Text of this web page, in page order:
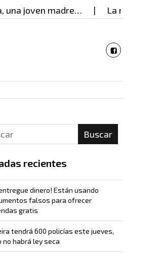
joven madre… La mujer detrás
Buscar
recientes
entregue dinero! Están usando
falsos para ofrecer
gratis
tendrá 600 policías este jueves,
no habrá ley seca